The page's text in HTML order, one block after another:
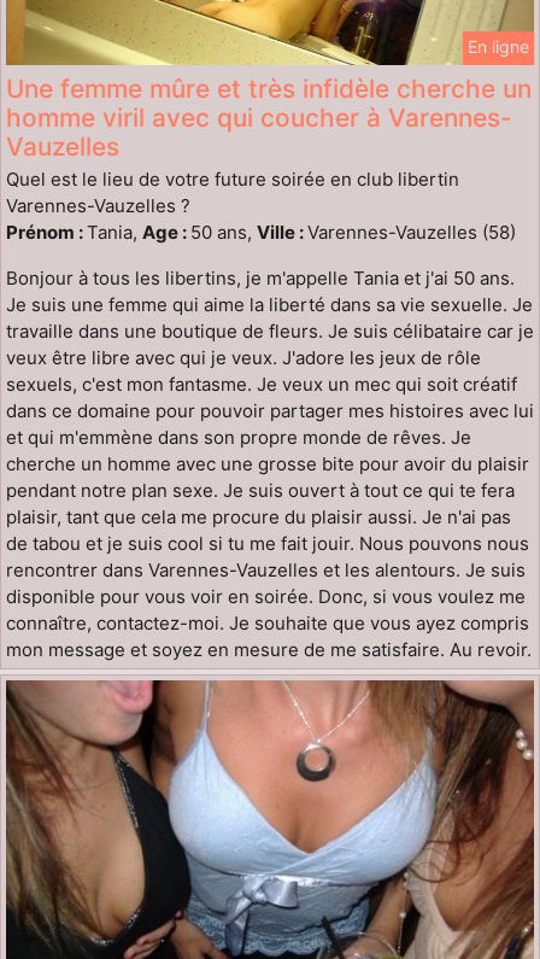
En ligne
Une femme mûre et très infidèle cherche un
homme viril avec qui coucher à Varennes-
Vauzelles
Quel est le lieu de votre future soirée en club libertin
Varennes-Vauzelles ?
Prénom :Tania, Age : 50 ans, Ville :Varennes-Vauzelles (58)
Bonjour à tous les libertins, je m'appelle Tania et j'ai 50 ans.
Je suis une femme qui aime la liberté dans sa vie sexuelle. Je
travaille dans une boutique de fleurs. Je suis célibataire car je
veux être libre avec qui je veux. J'adore les jeux de rôle
sexuels, c'est mon fantasme. Je veux un mec qui soit créatif
dans ce domaine pour pouvoir partager mes histoires avec lui
et qui m'emmène dans son propre monde de rêves. Je
cherche un homme avec une grosse bite pour avoir du plaisir
pendant notre plan sexe. Je suis ouvert à tout ce qui te fera
plaisir, tant que cela me procure du plaisir aussi. Je n'ai pas
de tabou et je suis cool si tu me fait jouir. Nous pouvons nous
rencontrer dans Varennes-Vauzelles et les alentours. Je suis
disponible pour vous voir en soirée. Donc, si vous voulez me
connaître, contactez-moi. Je souhaite que vous ayez compris
mon message et soyez en mesure de me satisfaire. Au revoir.